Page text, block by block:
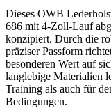
Dieses OWB
686 mit 4-Zoll-Lauf
konzipiert. Durch die
präziser Passform
besonderen Wert auf
langlebige Materialien
Training als auch für
Bedingungen.